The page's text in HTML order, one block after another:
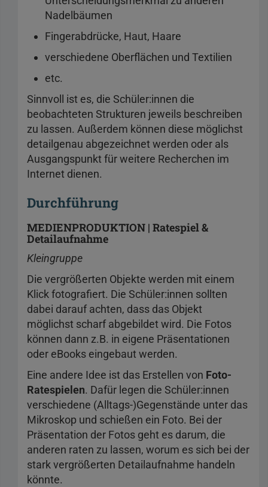
Nadelbäumen
Fingerabdrücke, Haut, Haare
verschiedene Oberflächen und Textilien
etc.
Sinnvoll ist es, die Schüler:innen die
beobachteten Strukturen jeweils beschreiben
zu lassen. Außerdem können diese möglichst
detailgenau abgezeichnet werden oder als
Ausgangspunkt für weitere Recherchen im
Internet dienen.
Durchführung
MEDIENPRODUKTION | Ratespiel &
Detailaufnahme
Kleingruppe
Die vergrößerten Objekte werden mit einem
Klick fotografiert. Die Schüler:innen sollten
dabei darauf achten, dass das Objekt
möglichst scharf abgebildet wird. Die Fotos
können dann z.B. in eigene Präsentationen
oder eBooks eingebaut werden.
Eine andere Idee ist das Erstellen von Foto-
Ratespielen. Dafür legen die Schüler:innen
verschiedene (Alltags-)Gegenstände unter das
Mikroskop und schießen ein Foto. Bei der
Präsentation der Fotos geht es darum, die
anderen raten zu lassen, worum es sich bei der
stark vergrößerten Detailaufnahme handeln
könnte.